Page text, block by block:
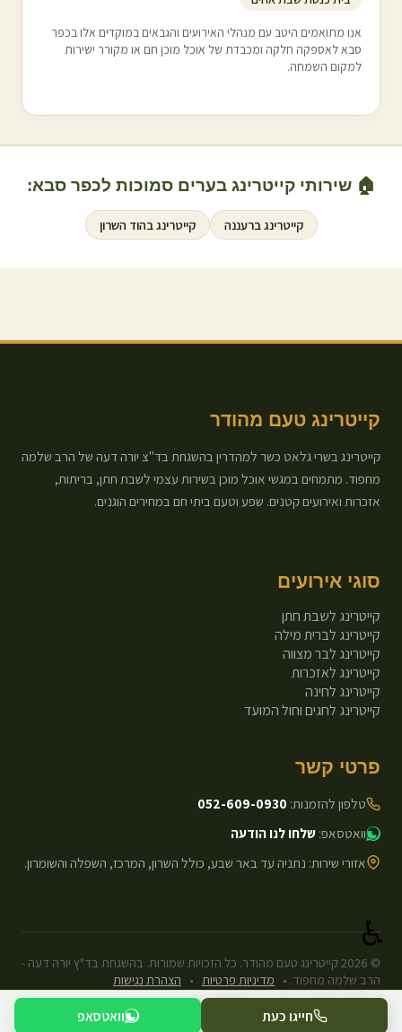
אנו מתואמים היטב עם מנהלי האירועים והגבאים במוקדים אלו בכפר
סבאלאספקה חלקה ומכבדת של אוכל מוכן חם או מקורר ישירות
למקום השמחה.
🏠 שירותי קייטרינג בערים סמוכות לכפר סבא:
קייטרינג ברעננה קייטרינג בהוד השרון
קייטרינג טעם מהודר
קייטרינג בשרי גלאט כשר למהדרין בהשגחת בד"צ יורה דעה של הרב שלמה
מחפוד. מתמחים במגשי אוכל מוכן בשירות עצמי לשבת חתן, בריתות,
אזכרות ואירועים קטנים. שפע וטעם ביתי חם במחירים הוגנים.
סוגי אירועים
קייטרינג לשבת חתן
קייטרינג לברית מילה
קייטרינג לבר מצווה
קייטרינג לאזכרות
קייטרינג לחינה
קייטרינג לחגים וחול המועד
פרטי קשר
טלפון להזמנות: 052-609-0930
וואטסאפ: שלחו לנו הודעה
אזורי שירות: נתניה עד באר שבע, כולל השרון, המרכז, השפלה והשומרון.
©
2026קייטרינג טעם מהודר. כל הזכויות שמורות. בהשגחת בד"ץ יורה דעה -
הרב שלמה מחפוד. • מדיניות פרטיות • הצהרת נגישות
עיצוב ופיתוח: Next.js Static.
חייגו כעת וואטסאפ
♿